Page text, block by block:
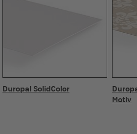
Duropal SolidColor
Motiv